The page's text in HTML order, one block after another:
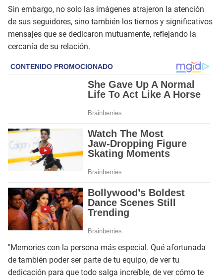
Sin embargo, no solo las imágenes atrajeron la atención
de sus seguidores, sino también los tiernos y significativos
mensajes que se dedicaron mutuamente, reflejando la
cercanía de su relación.
"Memories con la persona más especial. Qué afortunada
de también poder ser parte de tu equipo, de ver tu
dedicación para que todo salga increíble, de ver cómo te